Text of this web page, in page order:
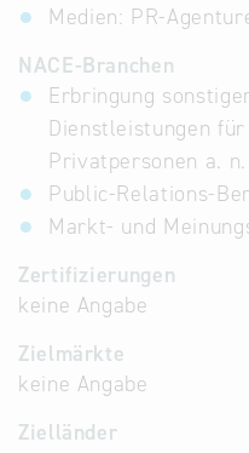
Medien: PR-
NACE-Branchen
Erbringung
Dienstleistungen
Privatpersonen a.
Public-Relations-
Markt- und
Zertifizierungen
keine Angabe
Zielmärkte
keine Angabe
Zielländer